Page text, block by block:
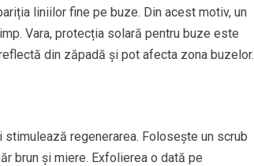
liniilor fine pe buze. Din acest motiv, un
Vara, protecția solară pentru buze este
din zăpadă și pot afecta zona buzelor.
regenerarea. Folosește un scrub
brun și miere. Exfolierea o dată pe